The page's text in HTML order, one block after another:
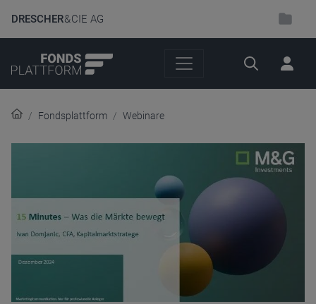
DRESCHER& CIE AG
Suche
Fondsplattform Webinare